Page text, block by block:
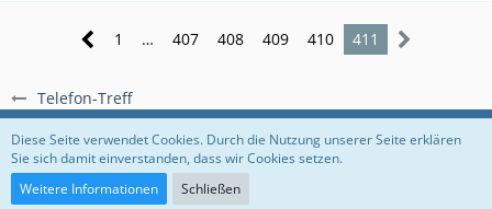
Telefon-Treff
1 … 407 408 409 410 411
Regeln Datenschutzerklärung Impressum
Community-Software:
Diese Seite verwendet Cookies. Durch die Nutzung unserer Seite erklären
Sie sich damit einverstanden, dass wir Cookies setzen.
Weitere Informationen
Schließen